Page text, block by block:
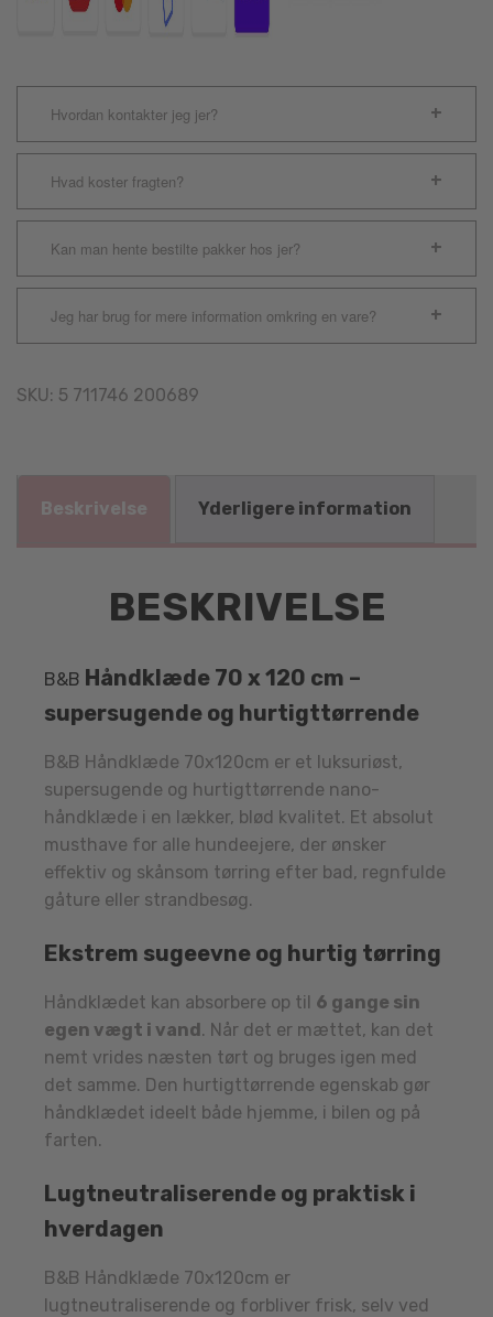
Hvordan kontakter jeg jer?
Hvad koster fragten?
Kan man hente bestilte pakker hos jer?
Jeg har brug for mere information omkring en vare?
SKU: 5 711746 200689
Beskrivelse Yderligere information
BESKRIVELSE
B&B Håndklæde 70 x 120 cm –
supersugende og hurtigttørrende
B&B Håndklæde 70x120cm er et luksuriøst,
supersugende og hurtigttørrende nano-
håndklæde i en lækker, blød kvalitet. Et absolut
musthave for alle hundeejere, der ønsker
effektiv og skånsom tørring efter bad, regnfulde
gåture eller strandbesøg.
Ekstrem sugeevne og hurtig tørring
Håndklædet kan absorbere op til 6 gange sin
egen vægt i vand. Når det er mættet, kan det
nemt vrides næsten tørt og bruges igen med
det samme. Den hurtigttørrende egenskab gør
håndklædet ideelt både hjemme, i bilen og på
farten.
Lugtneutraliserende og praktisk i
hverdagen
B&B Håndklæde 70x120cm er
lugtneutraliserende og forbliver frisk, selv ved